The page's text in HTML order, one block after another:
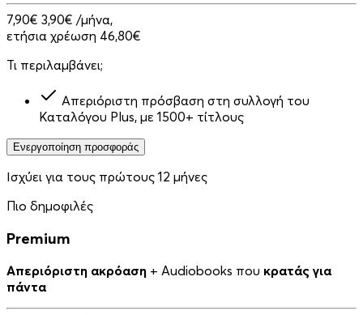
7,90€ 3,90€ /μήνα,
ετήσια χρέωση 46,80€
Τι περιλαμβάνει;
Απεριόριστη πρόσβαση στη συλλογή του
Καταλόγου Plus, με 1500+ τίτλους
Ενεργοποίηση προσφοράς
Ισχύει για τους πρώτους 12 μήνες
Πιο δημοφιλές
Premium
Απεριόριστη ακρόαση + Audiobooks που κρατάς για
πάντα